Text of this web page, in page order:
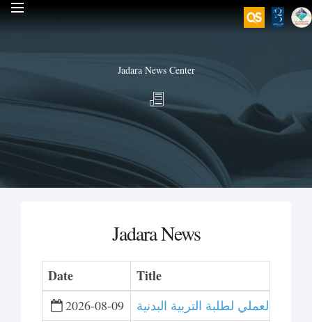
Jadara News Center
Jadara News
Date Title
2026-08-09
العملي لطلبة التربية البدنية